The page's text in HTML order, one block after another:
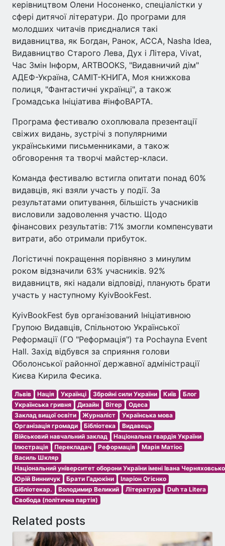
керівництвом Олени Носоненко, спеціалістки у
сфері дитячої літератури. До програми для
молодших читачів приєдналися такі
видавництва, як Богдан, Ранок, АССА, Nasha Idea,
Видавництво Старого Лева, Дух і Літера, Vivat,
Час Змін Інформ, ARTBOOKS, "Видавничий дім"
АДЕФ-Україна, САМІТ-КНИГА, Моя книжкова
полиця, "Фантастичні українці", а також
Громадська Ініціатива #інфоВАРТА.
Програма фестивалю охоплювала презентації
свіжих видань, зустрічі з популярними
українськими письменниками, а також
обговорення та творчі майстер-класи.
Команда фестивалю встигла опитати понад 60%
видавців, які взяли участь у події. За
результатами опитування, більшість учасників
висловили задоволення участю. Щодо
фінансових результатів: 71% змогли компенсувати
витрати, або отримали прибуток.
Логістичні покращення порівняно з минулим
роком відзначили 63% учасників. 92%
видавництв, які надали відповіді, планують брати
участь у наступному KyivBookFest.
KyivBookFest був організований Ініціативною
Групою Видавців, Спільнотою Української
Реформації (ГО "Реформація") та Pochayna Event
Hall. Захід відбувся за сприяння голови
Оболонської районної державної адміністрації
Києва Кирила Фесика.
Львів Нація Українці Збройні сили України Київ
Блог
Українська гривня
Дизайн Вітер
Одеса
Заклад вищої освіти
Журналіст
Українська мова
Організація громади
Бібліотека
Видавець
Військовий навчальний заклад
Національна гвардія України
Ілюстрація
Перекладач Реформація
Марія Матіос
Василь Шкляр
Національний університет оборони України імені Івана
Юрій Винничук
Брати Гадюкіни
Іларіон Огієнко
Бібліотекар.
Володимир Великий Література
Duh та Litera
Свобода (політична партія)
Related posts